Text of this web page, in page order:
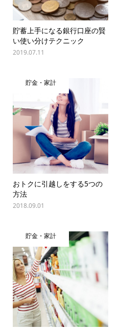
貯蓄上手になる銀行口座の賢
い使い分けテクニック
2019.07.11
貯金・家計
おトクに引越しをする5つの
方法
2018.09.01
貯金・家計